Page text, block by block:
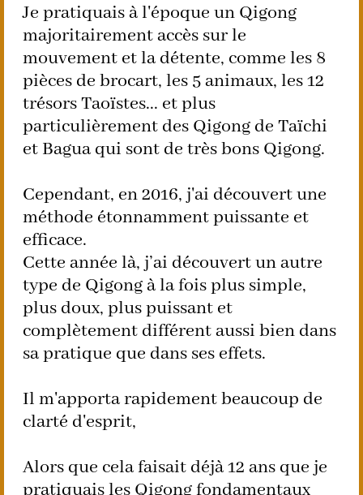
Je pratiquais à l'époque un Qigong
majoritairement accès sur le
mouvement et la détente, comme les 8
pièces de brocart, les 5 animaux, les 12
trésors Taoïstes... et plus
particulièrement des Qigong de Taïchi
et Bagua qui sont de très bons Qigong.
Cependant, en 2016, j'ai découvert une
méthode étonnamment puissante et
efficace.
Cette année là, j’ai découvert un autre
type de Qigong à la fois plus simple,
plus doux, plus puissant et
complètement différent aussi bien dans
sa pratique que dans ses effets.
Il m'apporta rapidement beaucoup de
clarté d'esprit,
Alors que cela faisait déjà 12 ans que je
pratiquais les Qigong fondamentaux